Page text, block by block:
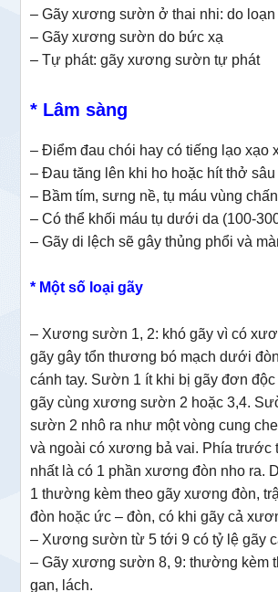
– Gãy xương sườn ở thai nhi: do
– Gãy xương sườn do bức xạ
– Tự phát: gãy xương sườn tự phát
* Lâm sàng
– Điểm đau chói hay có tiếng lạo xạo
– Đau tăng lên khi ho hoặc hít thở sâu
– Bầm tím, sưng nề, tụ máu vùng
– Có thể khối máu tụ dưới da (100-
– Gãy di lệch sẽ gây thủng phổi và
* Một số loại gãy
– Xương sườn 1, 2: khó gãy vì có
gãy gây tổn thương bó mạch dưới
cánh tay. Sườn 1 ít khi bị gãy đơn
gãy cùng xương sườn 2 hoặc 3,4.
sườn 2 nhô ra như một vòng cung
và ngoài có xương bả vai. Phía trước
nhất là có 1 phần xương đòn nho ra.
1 thường kèm theo gãy xương đòn,
đòn hoặc ức – đòn, có khi gãy cả
– Xương sườn từ 5 tới 9 có tỷ lệ gãy
– Gãy xương sườn 8, 9: thường kèm
gan, lách.